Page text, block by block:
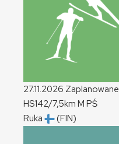
27.11.2026 Zaplanowane
HS142/7,5km M PŚ
Ruka
(FIN)